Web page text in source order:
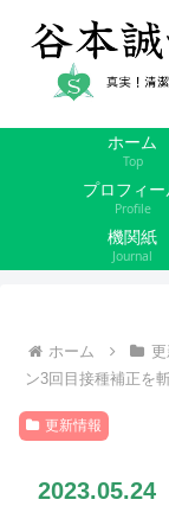
ホーム
Top
プロフィー
Profile
機関紙
Journal
ホーム
ン3回目接種補正を
更新情報
2023.05.24